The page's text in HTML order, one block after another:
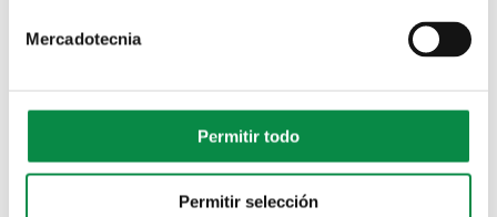
Mercadotecnia
Permitir todo
Permitir selección
Certificados, informes y documentación
Certificado urbanístico